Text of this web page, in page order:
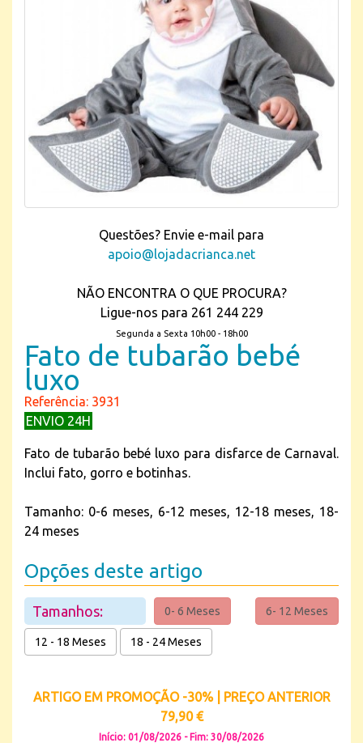
Questões? Envie e-mail para
apoio@lojadacrianca.net
NÃO ENCONTRA O QUE PROCURA?
Ligue-nos para 261 244 229
Segunda a Sexta 10h00 - 18h00
Fato de tubarão bebé
luxo
Referência: 3931
ENVIO 24H
Fato de tubarão bebé luxo para disfarce de Carnaval.
Inclui fato, gorro e botinhas.
Tamanho: 0-6 meses, 6-12 meses, 12-18 meses, 18-
24 meses
Opções deste artigo
Tamanhos: 0- 6 Meses 6- 12 Meses
12 - 18 Meses 18 - 24 Meses
ARTIGO EM PROMOÇÃO -30% | PREÇO ANTERIOR
79,90 €
Início: 01/08/2026 - Fim: 30/08/2026